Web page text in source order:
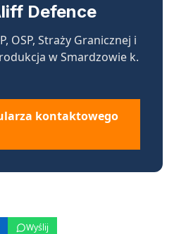
Defence
OSP, Straży Granicznej i
w Smardzowie k.
kontaktowego
Wyślij